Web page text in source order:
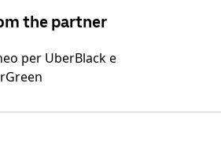
the partner
per UberBlack e